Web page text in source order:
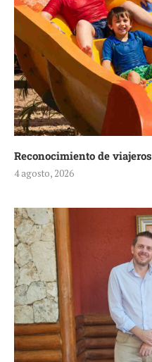
Reconocimiento de viajeros
4 agosto, 2026